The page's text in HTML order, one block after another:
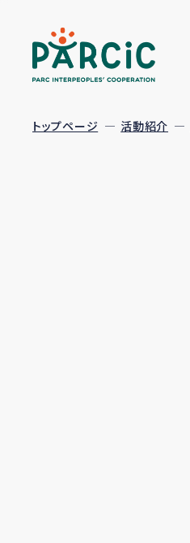
トップページ 活動紹介